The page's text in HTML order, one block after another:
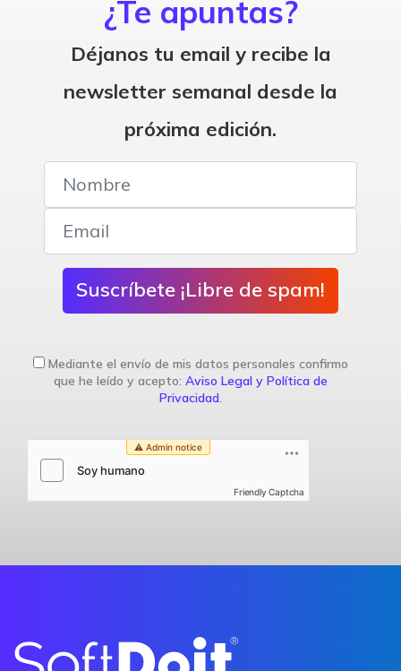
¿Te apuntas?
Déjanos tu email y recibe la
newsletter semanal desde la
próxima edición.
Suscríbete ¡Libre de spam!
Mediante el envío de mis datos personales confirmo
que he leído y acepto: Aviso Legal y Política de
Privacidad
Friendly Captcha